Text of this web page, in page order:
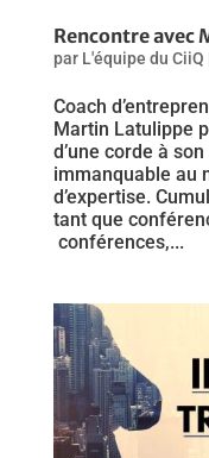
Rencontre avec
par L'équipe du CiiQ
Coach
Martin Latulippe
d’une corde à
immanquable au
d’expertise.
tant que
conférences,...